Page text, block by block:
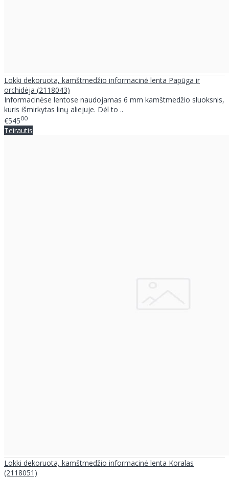
Lokki dekoruota, kamštmedžio informacinė lenta Papūga ir
orchidėja (2118043)
Informacinėse lentose naudojamas 6 mm kamštmedžio sluoksnis,
kuris išmirkytas linų aliejuje. Dėl to ..
€54500
Teirautis
Lokki dekoruota, kamštmedžio informacinė lenta Koralas
(2118051)